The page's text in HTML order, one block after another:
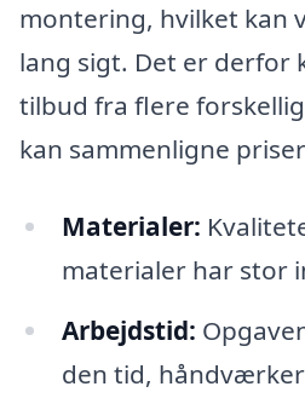
montering, hvilket kan
lang sigt. Det er derfor
tilbud fra flere
kan sammenligne
Materialer:
materialer har stor
Arbejdstid:
den tid,